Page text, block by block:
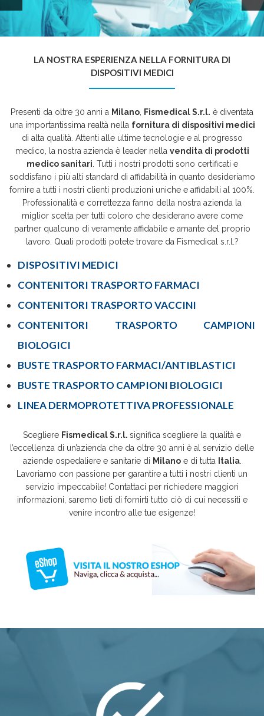
LA NOSTRA ESPERIENZA NELLA FORNITURA DI
DISPOSITIVI MEDICI
Presenti da oltre 30 anni a Milano, Fismedical S.r.l. è diventata
una importantissima realtà nella fornitura di dispositivi medici
di alta qualità. Attenti alle ultime tecnologie e al progresso
medico, la nostra azienda è leader nella vendita di prodotti
medico sanitari. Tutti i nostri prodotti sono certificati e
soddisfano i più alti standard di affidabilità in quanto desideriamo
fornire a tutti i nostri clienti produzioni uniche e affidabili al 100%.
Professionalità e correttezza fanno della nostra azienda la
miglior scelta per tutti coloro che desiderano avere come
partner qualcuno di veramente affidabile e amante del proprio
lavoro. Quali prodotti potete trovare da Fismedical s.r.l.?
DISPOSITIVI MEDICI
CONTENITORI TRASPORTO FARMACI
CONTENITORI TRASPORTO VACCINI
CONTENITORI TRASPORTO CAMPIONI
BIOLOGICI
BUSTE TRASPORTO FARMACI/ANTIBLASTICI
BUSTE TRASPORTO CAMPIONI BIOLOGICI
LINEA DERMOPROTETTIVA PROFESSIONALE
Scegliere Fismedical S.r.l. significa scegliere la qualità e
l’eccellenza di un’azienda che da oltre 30 anni è al servizio delle
aziende ospedaliere e sanitarie di Milanoe di tutta Italia.
Lavoriamo con passione per garantire a tutti i nostri clienti un
servizio impeccabile! Contattaci per richiedere maggiori
informazioni, saremo lieti di fornirti tutto ciò di cui necessiti e
venire incontro alle tue esigenze!